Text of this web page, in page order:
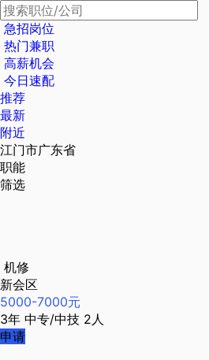
急招岗位
热门兼职
高薪机会
今日速配
推荐
最新
附近
江门市广东省
职能
筛选
机修
新会区
5000-7000元
3年 中专/中技 2人
申请